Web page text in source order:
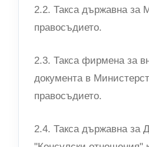
2.2. Такса държавна за
правосъдието.
2.3. Такса фирмена за
документа в
правосъдието.
2.4. Такса държавна за